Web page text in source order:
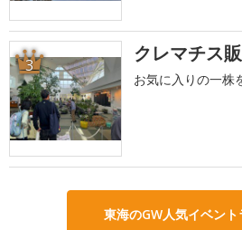
3 クレマチス
お気に入りの一株
東海のGW人気イベン